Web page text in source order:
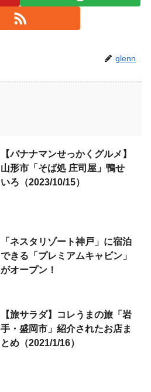
glenn
【バナナマンせっかくグルメ】
山形市「そば処 庄司屋」鴨せ
いろ（2023/10/15）
「ネスタリゾート神戸」に宿泊
できる「プレミアムキャビン」
がオープン！
【旅サラダ】コレうまの旅「岩
手・盛岡市」紹介されたお店ま
とめ（2021/1/16）